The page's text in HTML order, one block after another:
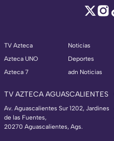
TV Azteca
Azteca UNO
Azteca 7
Noticias
Deportes
adn Noticias
TV AZTECA AGUASCALIENTES
Av. Aguascalientes Sur 1202, Jardines
de las Fuentes,
20270 Aguascalientes, Ags.